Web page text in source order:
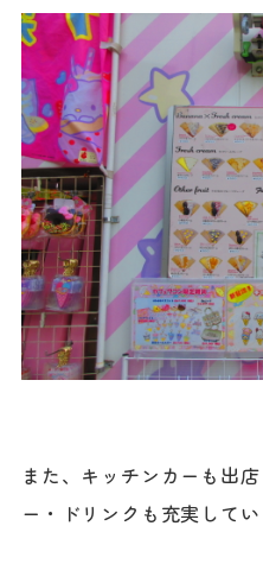
また、キッチンカーも出
ー・ドリンクも充実して